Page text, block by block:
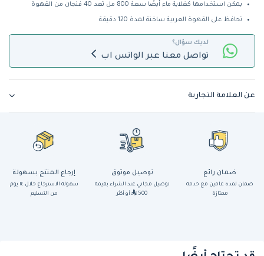
يمكن استخدامها كغلاية ماء أيضًا سعة 800 مل تعد 40 فنجان من القهوة
تحافظ على القهوة العربية ساخنة لمدة 120 دقيقة
لديك سؤال؟
تواصل معنا عبر الواتس اب
عن العلامة التجارية
ضمان رائع
ضمان لمدة عامين مع خدمة
ممتازة
توصيل موثوق
توصيل مجاني عند الشراء بقيمة
500
أو أكثر
إرجاع المنتج بسهولة
سهولة الاسترجاع خلال ١٤ يوم
من التسليم